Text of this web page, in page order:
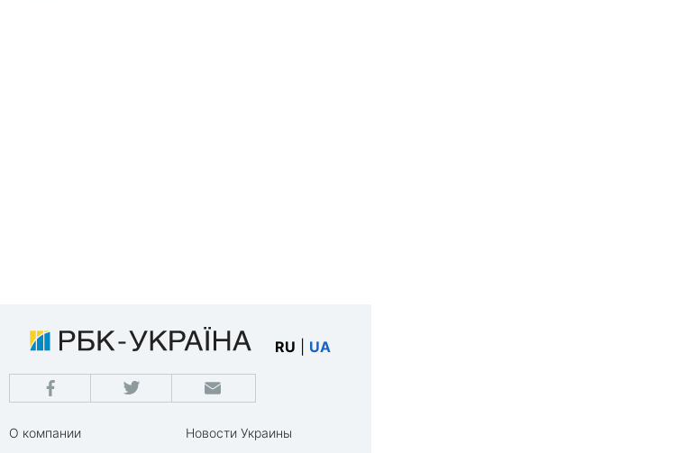
RU UA
О компании
Новости Украины